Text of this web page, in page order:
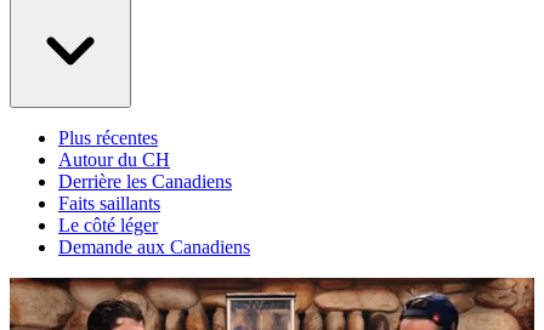
Plus récentes
Autour du CH
Derrière les Canadiens
Faits saillants
Le côté léger
Demande aux Canadiens